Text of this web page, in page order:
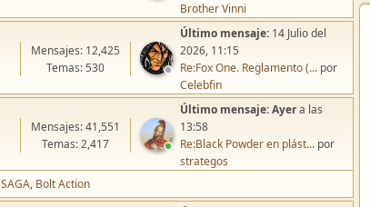
Brother Vinni
Mensajes: 12,425
Temas: 530
Último mensaje: 14 Julio del
2026, 11:15
Re:Fox One. Reglamento (... por
Celebfin
Mensajes: 41,551
Temas: 2,417
Último mensaje:Ayera las
13:58
Re:Black Powder en plást... por
strategos
SAGA Bolt Action